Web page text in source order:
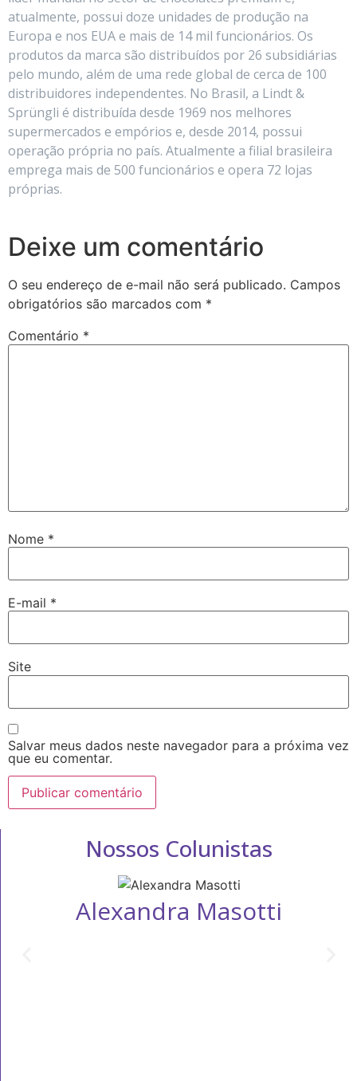
atualmente, possui doze unidades de produção na
Europa e nos EUA e mais de 14 mil funcionários. Os
produtos da marca são distribuídos por 26 subsidiárias
pelo mundo, além de uma rede global de cerca de 100
distribuidores independentes. No Brasil, a Lindt &
Sprüngli é distribuída desde 1969 nos melhores
supermercados e empórios e, desde 2014, possui
operação própria no país. Atualmente a filial brasileira
emprega mais de 500 funcionários e opera 72 lojas
próprias.
Deixe um comentário
O seu endereço de e-mail não será publicado. Campos
obrigatórios são marcados com *
Comentário *
Nome *
E-mail *
Site
Salvar meus dados neste navegador para a próxima vez
que eu comentar.
Nossos Colunistas
Alexandra Masotti